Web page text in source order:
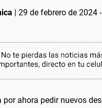
| 29 de febrero de 2024